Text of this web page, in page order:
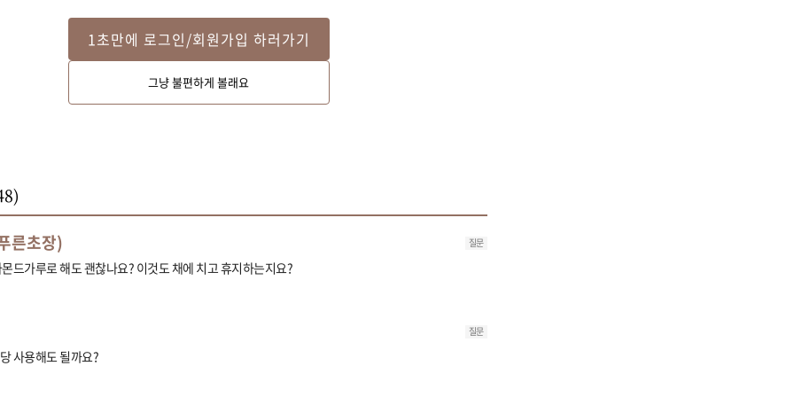
1초만에 로그인/회원가입 하러가기
그냥 불편하게 볼래요
)
른초장) 질문
드가루로 해도 괜찮나요? 이것도 채에 치고 휴지하는지요?
질문
사용해도 될까요?